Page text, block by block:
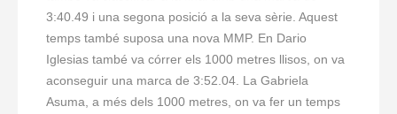
3:40.49 i una segona posició a la seva sèrie. Aquest
temps també suposa una nova MMP. En Dario
Iglesias també va córrer els 1000 metres llisos, on va
aconseguir una marca de 3:52.04. La Gabriela
Asuma, a més dels 1000 metres, on va fer un temps